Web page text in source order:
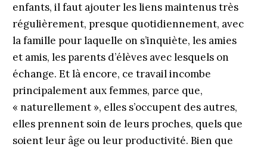
enfants, il faut ajouter les liens maintenus très
régulièrement, presque quotidiennement, avec
la famille pour laquelle on s’inquiète, les amies
et amis, les parents d’élèves avec lesquels on
échange. Et là encore, ce travail incombe
principalement aux femmes, parce que,
« naturellement », elles s’occupent des autres,
elles prennent soin de leurs proches, quels que
soient leur âge ou leur productivité. Bien que